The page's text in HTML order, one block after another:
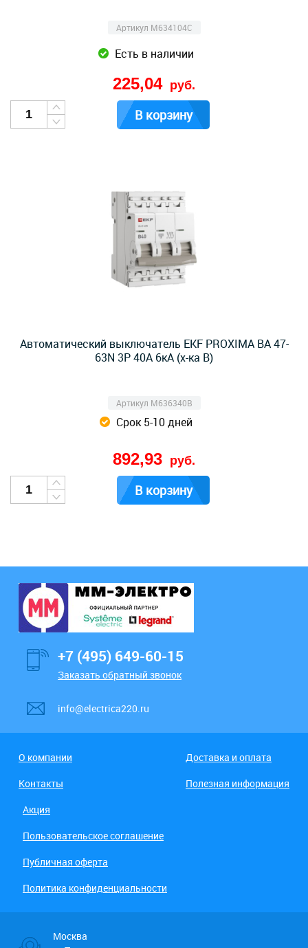
Артикул M634104C
Есть в наличии
225,04 руб.
В корзину
Автоматический выключатель EKF PROXIMA ВА 47-
63N 3Р 40А 6кА (х-ка B)
Артикул M636340B
Срок 5-10 дней
892,93 руб.
В корзину
+7 (495) 649-60-15
Заказать обратный звонок
info@electrica220.ru
О компании
Доставка и оплата
Контакты
Полезная информация
Акция
Пользовательское соглашение
Публичная оферта
Политика конфиденциальности
Москва